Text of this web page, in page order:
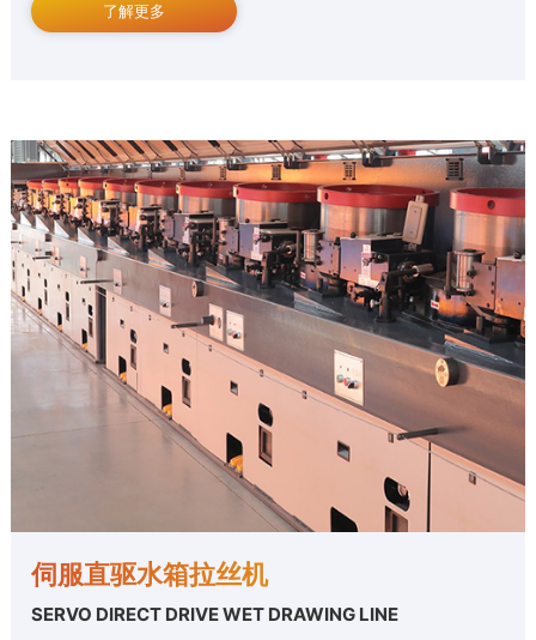
了解更多
伺服直驱水箱拉丝机
SERVO DIRECT DRIVE WET DRAWING LINE